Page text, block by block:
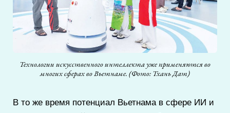
Технологии искусственного интеллекта уже применяются во
многих сферах во Вьетнаме. (Фото: Тхань Дат)
В то же время потенциал Вьетнама в сфере ИИ и